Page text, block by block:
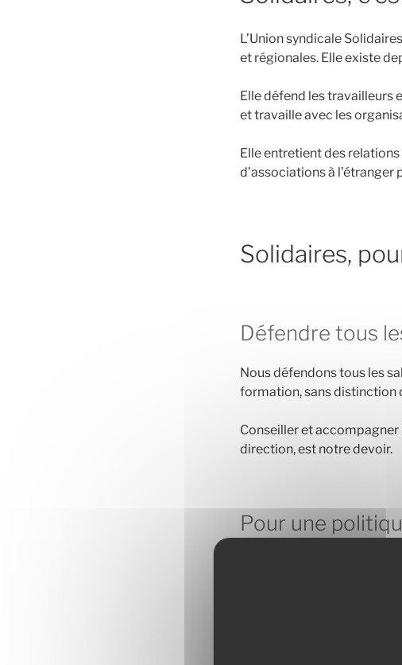
L’Union syndicale
et régionales. Elle existe
Elle défend les travailleurs
et travaille avec les
Elle entretient des
d’associations à
Solidaires,
Défendre tous
Nous défendons tous les
formation, sans distinction
Conseiller et accompagner
direction,est notre devoir.
Pour une
profit est redistribué aux
générales sans condition
repositionnements et